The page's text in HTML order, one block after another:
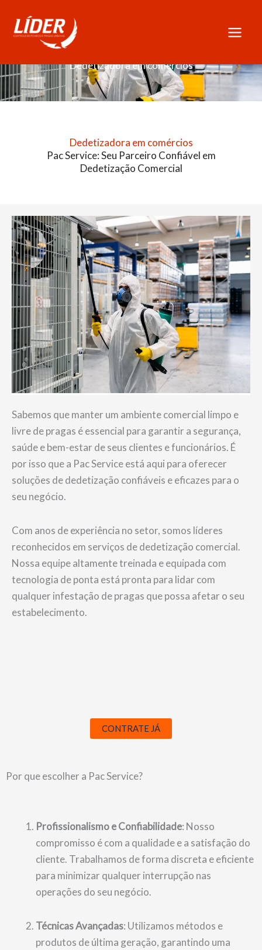
content
Dedetizadora em comércios
Dedetizadora em comércios
Pac Service: Seu Parceiro Confiável em
Dedetização Comercial
Sabemos que manter um ambiente comercial limpo e
livre de pragas é essencial para garantir a segurança,
saúde e bem-estar de seus clientes e funcionários. É
por isso que a Pac Service está aqui para oferecer
soluções de dedetização confiáveis e eficazes para o
seu negócio.
Com anos de experiência no setor, somos líderes
reconhecidos em serviços de dedetização comercial.
Nossa equipe altamente treinada e equipada com
tecnologia de ponta está pronta para lidar com
qualquer infestação de pragas que possa afetar o seu
estabelecimento.
CONTRATE JÁ
Por que escolher a Pac Service?
Profissionalismo e Confiabilidade: Nosso
compromisso é com a qualidade e a satisfação do
cliente. Trabalhamos de forma discreta e eficiente
para minimizar qualquer interrupção nas
operações do seu negócio.
Técnicas Avançadas: Utilizamos métodos e
produtos de última geração, garantindo uma